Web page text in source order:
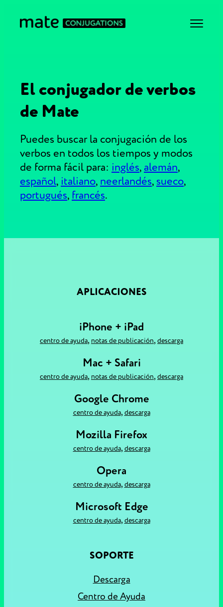
El conjugador de verbos
de Mate
Puedes buscar la conjugación de los
verbos en todos los tiempos y modos
de forma fácil para: inglés, alemán,
español, italiano, neerlandés, sueco,
portugués, francés.
APLICACIONES
iPhone + iPad
centro de ayuda, notas de publicación, descarga
Mac + Safari
centro de ayuda, notas de publicación, descarga
Google Chrome
centro de ayuda, descarga
Mozilla Firefox
centro de ayuda, descarga
Opera
centro de ayuda, descarga
Microsoft Edge
centro de ayuda, descarga
SOPORTE
Descarga
Centro de Ayuda